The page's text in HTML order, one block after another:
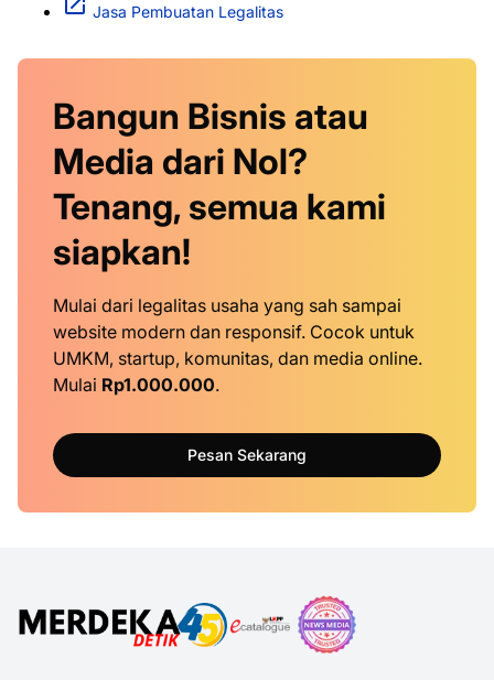
Jasa Pembuatan Legalitas
Bangun Bisnis atau
Media dari Nol?
Tenang, semua kami
siapkan!
Mulai dari legalitas usaha yang sah sampai
website modern dan responsif. Cocok untuk
UMKM, startup, komunitas, dan media online.
Mulai Rp1.000.000.
Pesan Sekarang